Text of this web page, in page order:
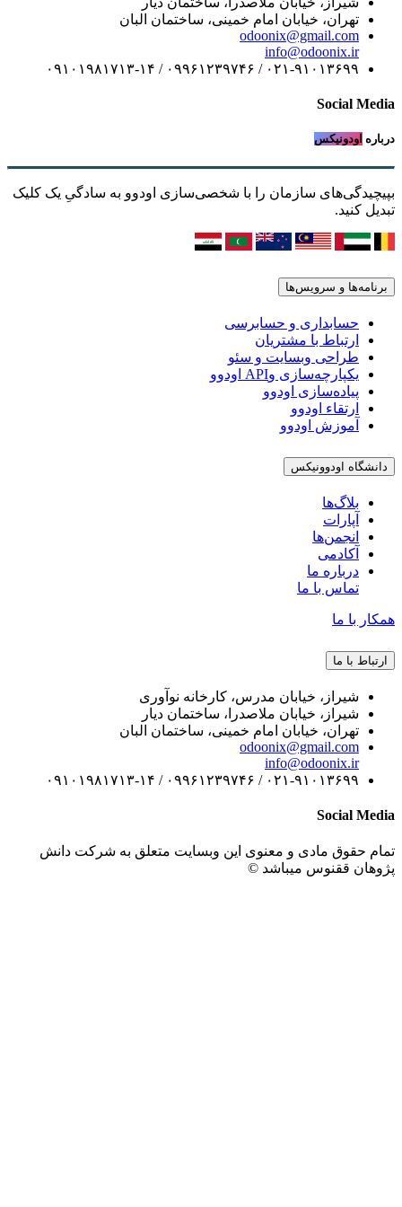
تهران، خیابان امام خمینی، ساختمان البان
odoonix@gmail.com
info@odoonix.ir
۰۲۱-۹۱۰۱۳۶۹۹ / ۰۹۹۶۱۲۳۹۷۴۶ / ۰۹۱۰۱۹۸۱۷۱۳-۱۴
Social
اودونیکس
سازمان را با شخصی‌سازی اودوو به سادگیِ یک کلیک
کنید.
و سرویس‌ها
حسابداری و حسابرسی
ارتباط با مشتریان
طراحی وبسایت و سئو
یکپارچه‌سازی وAPI اودوو
پیاده‌سازی اودوو
ارتقاء اودوو
آموزش اودوو
اودوونیکس
بلاگ‌ها
آپارات
انجمن‌ها
آکادمی
درباره ما
تماس با ما
با ما
با ما
شیراز، خیابان مدرس، کارخانه نوآوری
شیراز، خیابان ملاصدرا، ساختمان دیار
تهران، خیابان امام خمینی، ساختمان البان
odoonix@gmail.com
info@odoonix.ir
۰۲۱-۹۱۰۱۳۶۹۹ / ۰۹۹۶۱۲۳۹۷۴۶ / ۰۹۱۰۱۹۸۱۷۱۳-۱۴
Social
حقوق مادی و معنوی این وبسایت متعلق به شرکت دانش
ققنوس میباشد ©